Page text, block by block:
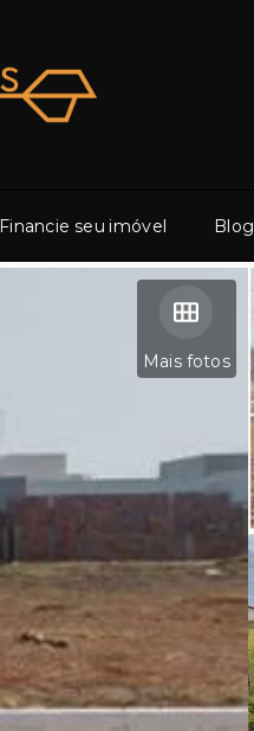
Financie seu imóvel Blog
Mais fotos